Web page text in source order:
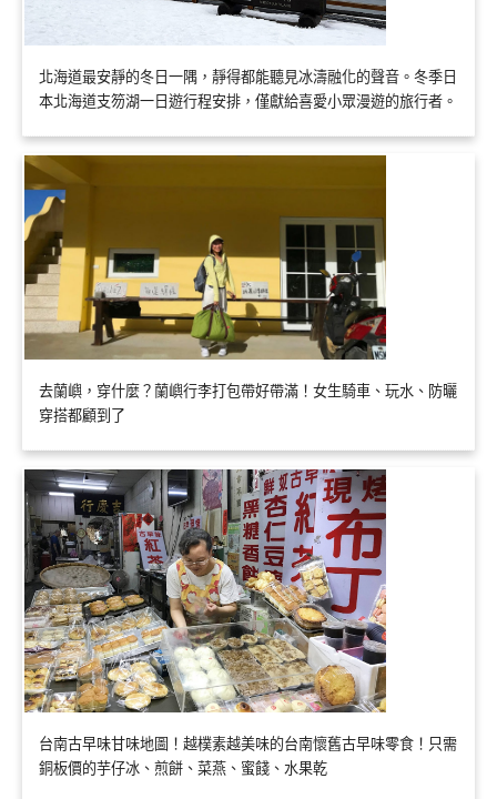
北海道最安靜的冬日一隅，靜得都能聽見冰濤融化的聲音。冬季日
本北海道支笏湖一日遊行程安排，僅獻給喜愛小眾漫遊的旅行者。
去蘭嶼，穿什麼？蘭嶼行李打包帶好帶滿！女生騎車、玩水、防曬
穿搭都顧到了
台南古早味甘味地圖！越樸素越美味的台南懷舊古早味零食！只需
銅板價的芋仔冰、煎餅、菜燕、蜜餞、水果乾